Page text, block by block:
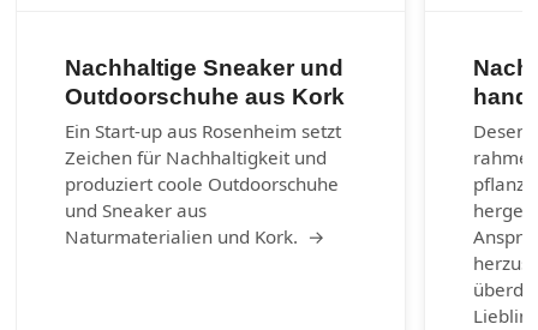
Nachhaltige Sneaker und
Outdoorschuhe aus Kork
Ein Start-up aus Rosenheim setzt
Zeichen für Nachhaltigkeit und
produziert coole Outdoorschuhe
und Sneaker aus
Naturmaterialien und Kork. →